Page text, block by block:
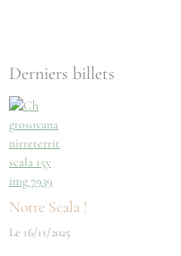
Derniers billets
Notre Scala !
Le 16/11/2025